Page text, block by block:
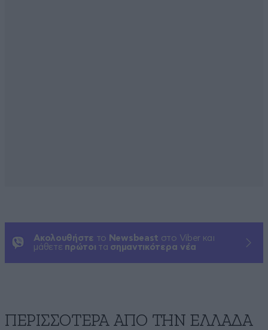
Ακολουθήστε το Newsbeast στο Viber και
μάθετε πρώτοι τα σημαντικότερα νέα
ΠΕΡΙΣΣΟΤΕΡΑ ΑΠΟ ΤΗΝ ΕΛΛΑΔΑ